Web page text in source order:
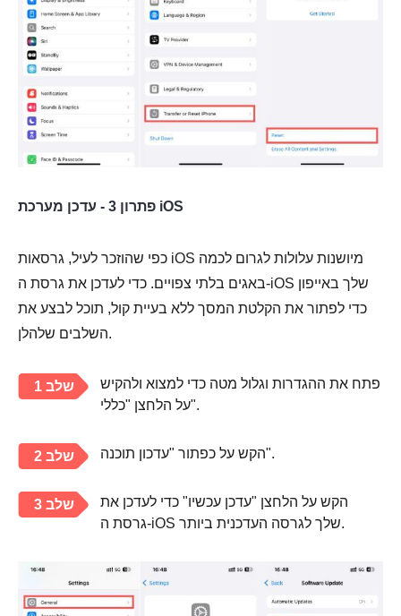
פתרון 3 - עדכן מערכת iOS
כפי שהוזכר לעיל, גרסאות iOS מיושנות עלולות לגרום לכמה
באגים בלתי צפויים. כדי לעדכן את גרסת ה-iOS שלך באייפון
כדי לפתור את הקלטת המסך ללא בעיית קול, תוכל לבצע את
השלבים שלהלן.
שלב 1
פתח את ההגדרות וגלול מטה כדי למצוא ולהקיש
על הלחצן "כללי".
שלב 2 הקש על כפתור "עדכון תוכנה".
שלב 3
הקש על הלחצן "עדכן עכשיו" כדי לעדכן את
גרסת ה-iOS שלך לגרסה העדכנית ביותר.